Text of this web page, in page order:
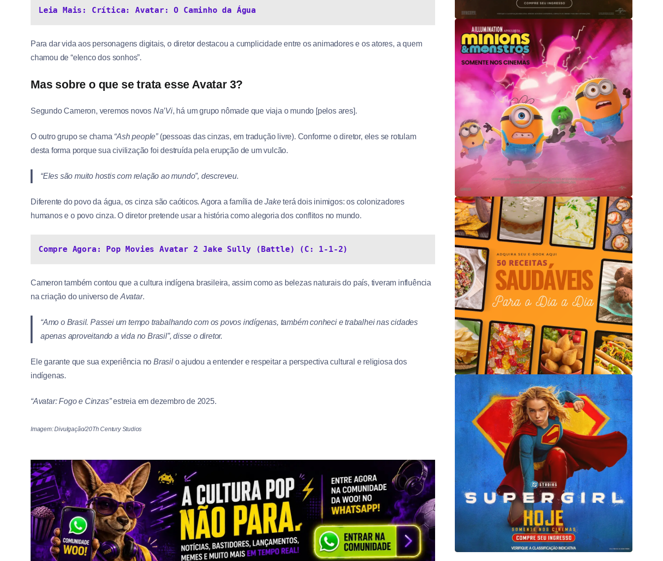
Leia Mais: Crítica: Avatar: O Caminho da Água
Para dar vida aos personagens digitais, o diretor destacou a cumplicidade entre os animadores e os atores, a quem
chamou de “elenco dos sonhos”.
Mas sobre o que se trata esse Avatar 3?
Segundo Cameron, veremos novos Na’Vi, há um grupo nômade que viaja o mundo [pelos ares].
O outro grupo se chama “Ash people”(pessoas das cinzas, em tradução livre). Conforme o diretor, eles se rotulam
desta forma porque sua civilização foi destruída pela erupção de um vulcão.
“Eles são muito hostis com relação ao mundo”, descreveu.
Diferente do povo da água, os cinza são caóticos. Agora a família deJaketerá dois inimigos: os colonizadores
humanos e o povo cinza. O diretor pretende usar a história como alegoria dos conflitos no mundo.
Compre Agora: Pop Movies Avatar 2 Jake Sully (Battle) (C: 1-1-2)
Cameron também contou que a cultura indígena brasileira, assim como as belezas naturais do país, tiveram influência
na criação do universo de Avatar.
“Amo o Brasil. Passei um tempo trabalhando com os povos indígenas, também conheci e trabalhei nas cidades
apenas aproveitando a vida no Brasil”, disse o diretor.
Ele garante que sua experiência no Brasilo ajudou a entender e respeitar a perspectiva cultural e religiosa dos
indígenas.
“Avatar: Fogo e Cinzas”estreia em dezembro de 2025.
Imagem: Divulgação/20Th Century Studios